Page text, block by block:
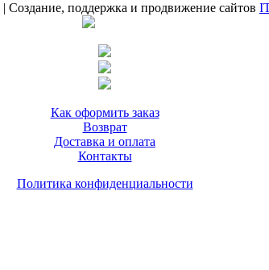
| Создание, поддержка и продвижение сайтов
Как оформить заказ
Возврат
Доставка и оплата
Контакты
Политика конфиденциальности